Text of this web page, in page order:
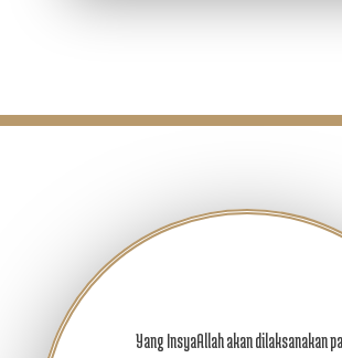
Yang InsyaAllah akan dilaksanakan